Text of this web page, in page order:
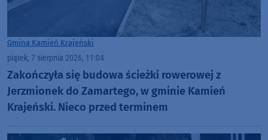
Gmina Kamień Krajeński
piątek, 7 sierpnia 2026, 11:04
Zakończyła się budowa ścieżki rowerowej z
Jerzmionek do Zamartego, w gminie Kamień
Krajeński. Nieco przed terminem